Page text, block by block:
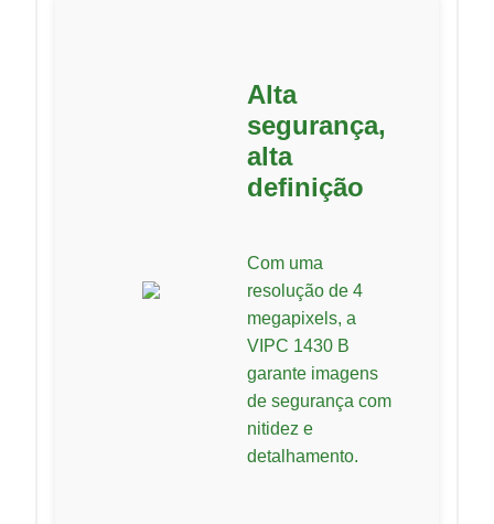
Alta
segurança,
alta
definição
Com uma
resolução de 4
megapixels, a
VIPC 1430 B
garante imagens
de segurança com
nitidez e
detalhamento.